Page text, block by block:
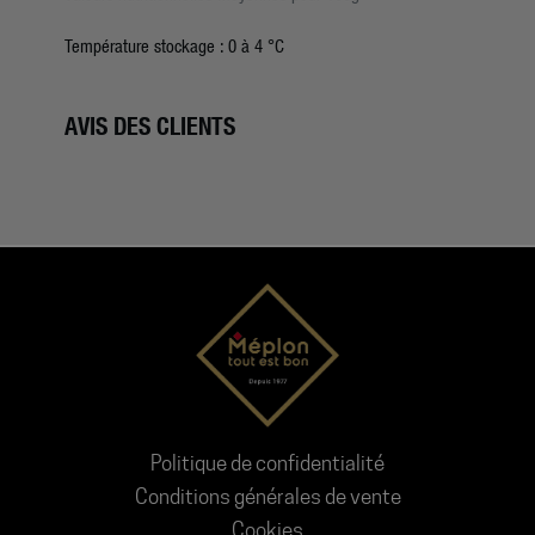
Température stockage : 0 à 4 °C
AVIS DES CLIENTS
Politique de confidentialité
Conditions générales de vente
Cookies